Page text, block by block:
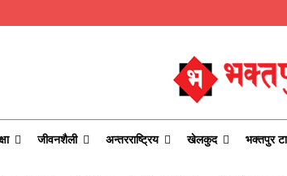
जीवनशैली अन्तरराष्ट्रिय खेलकुद भक्तपुर